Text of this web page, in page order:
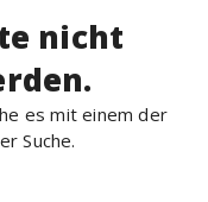
nicht
es mit einem der
Suche.